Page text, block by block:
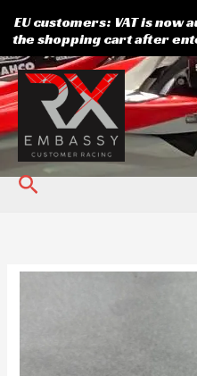
Skip
to
content
Search
EU customers: VAT is
the shopping cart after